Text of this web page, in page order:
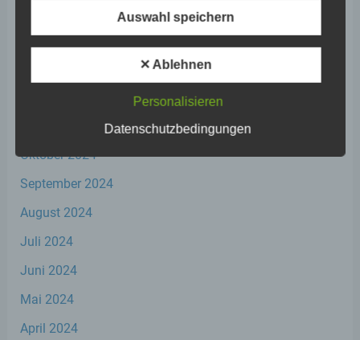
Februar 2025
November 2024
Oktober 2024
September 2024
August 2024
Juli 2024
Juni 2024
Mai 2024
April 2024
identifizierbare natürliche Person, deren
personenbezogene Daten von dem für die
Verarbeitung Verantwortlichen verarbeitet
c) Verarbeitung
automatisierter Verfahren ausgeführte
Vorgang oder jede solche Vorgangsreihe im
Zusammenhang mit personenbezogenen
Daten wie das Erheben, das Erfassen, die
die Offenlegung durch Übermittlung,
Löschen oder die Vernichtung.
Auswahl speichern
✕ Ablehnen
Personalisieren
Datenschutzbedingungen